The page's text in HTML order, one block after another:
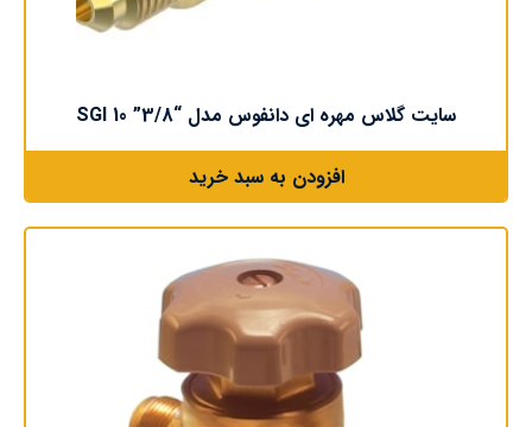
سایت گلاس مهره ای دانفوس مدل “3/8” SGI 10
افزودن به سبد خرید